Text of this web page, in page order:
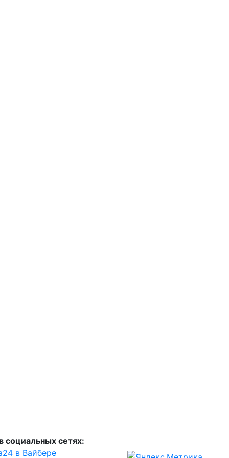
социальных сетях:
в Вайбере